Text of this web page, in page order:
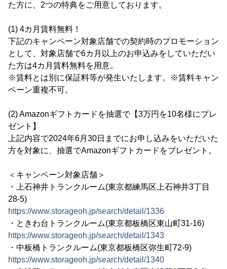
た方に、2つの特典をご用意しております。
(1) 4カ月賃料無料！
下記のキャンペーン対象店舗での契約時のプロモーション
として、対象店舗で6カ月以上のお申込みをしていただい
た方は4カ月賃料無料を用意。
※賃料とは別に保証料等が発生いたします。※賃料キャン
ペーン重複不可。
(2) Amazonギフトカードを抽選で【3万円を10名様にプレ
ゼント】
上記内容で2024年6月30日までにお申し込みをいただいた
方を対象に、抽選でAmazonギフトカードをプレゼント。
＜キャンペーン対象店舗＞
・上石神井トランクルーム(東京都練馬区上石神井3丁目
28-5)
https://www.storageoh.jp/search/detail/1336
・ときわ台トランクルーム(東京都板橋区東山町31-16)
https://www.storageoh.jp/search/detail/1343
・中板橋トランクルーム(東京都板橋区弥生町72-9)
https://www.storageoh.jp/search/detail/1340